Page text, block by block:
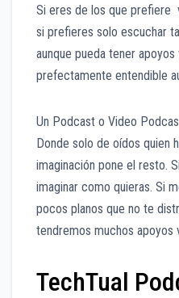
Si eres de los que prefiere
si prefieres solo escuchar
aunque pueda tener
prefectamente entendible
Un Podcast o Video
Donde solo de oídos quien
imaginación pone el resto.
imaginar como quieras. Si
pocos planos que no te
tendremos muchos apoyos
TechTual